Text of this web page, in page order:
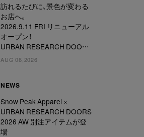
訪れるたびに、景色が変わる
お店へ。
2026.9.11 FRI リニューアル
オープン！
URBAN RESEARCH DOORS
札幌ステラプレイス店
AUG 06,2026
NEWS
Snow Peak Apparel ×
URBAN RESEARCH DOORS
2026 AW 別注アイテムが登
場